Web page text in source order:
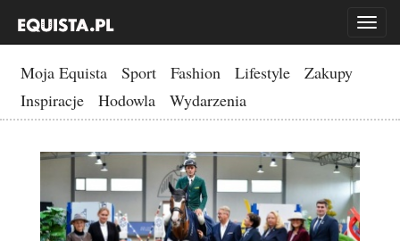
Toggle
Moja Equista Sport Fashion Lifestyle
Zakupy
Inspiracje
Hodowla Wydarzenia